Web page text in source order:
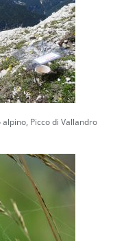
Picco di Vallandro